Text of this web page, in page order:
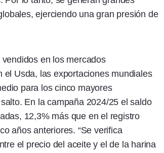
ejerciendo una gran presión de
en los mercados
Usda, las exportaciones mundiales
para los cinco mayores
En la campaña 2024/25 el saldo
12,3% más que en el registro
años anteriores. “Se verifica
el precio del aceite y el de la harina